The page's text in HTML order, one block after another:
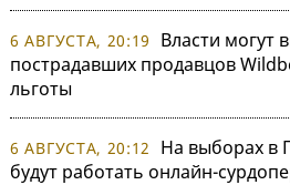
6 АВГУСТА, 20:19
Власти могут
пострадавших продавцов
льготы
6 АВГУСТА, 20:12
На выборах в
будут работать онлайн-